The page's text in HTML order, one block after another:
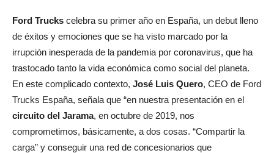
Ford Trucks celebra su primer año en España, un debut lleno
de éxitos y emociones que se ha visto marcado por la
irrupción inesperada de la pandemia por coronavirus, que ha
trastocado tanto la vida económica como social del planeta.
En este complicado contexto, José Luis Quero, CEO de Ford
Trucks España, señala que “en nuestra presentación en el
circuito del Jarama, en octubre de 2019, nos
comprometimos, básicamente, a dos cosas. “Compartir la
carga” y conseguir una red de concesionarios que